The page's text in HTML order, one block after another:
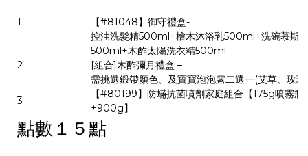
1
【#81048】御守禮盒-
控油洗髮精500ml+檜木沐浴乳500ml+洗碗慕斯
500ml+木酢太陽洗衣精500ml
2
[組合]木酢彌月禮盒 –
需挑選鍛帶顏色、及寶寶泡泡露二選一(艾草、玫
3
【#80199】防蟎抗菌噴劑家庭組合【175g噴霧瓶
+900g】
點數１５點